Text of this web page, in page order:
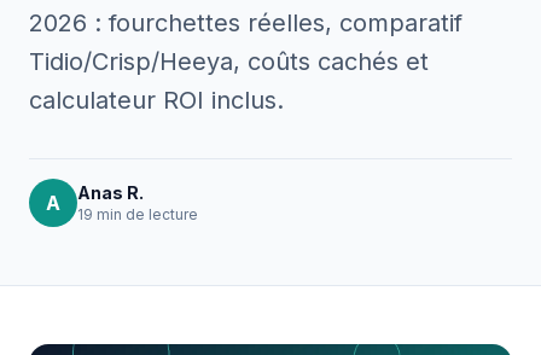
2026 : fourchettes réelles, comparatif
Tidio/Crisp/Heeya, coûts cachés et
calculateur ROI inclus.
A Anas R.
19 min de lecture